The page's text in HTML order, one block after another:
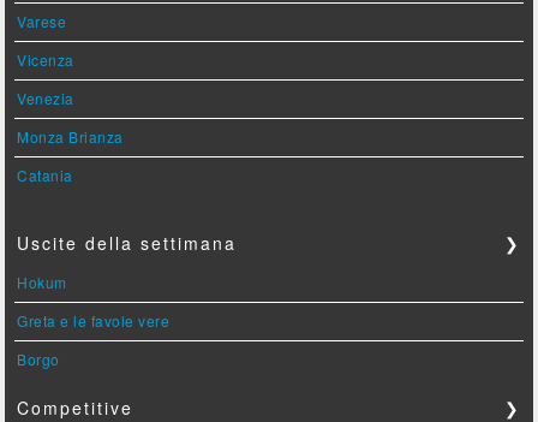
Varese
Vicenza
Venezia
Monza Brianza
Catania
Uscite della settimana ❯
Hokum
Greta e le favole vere
Borgo
Competitive ❯